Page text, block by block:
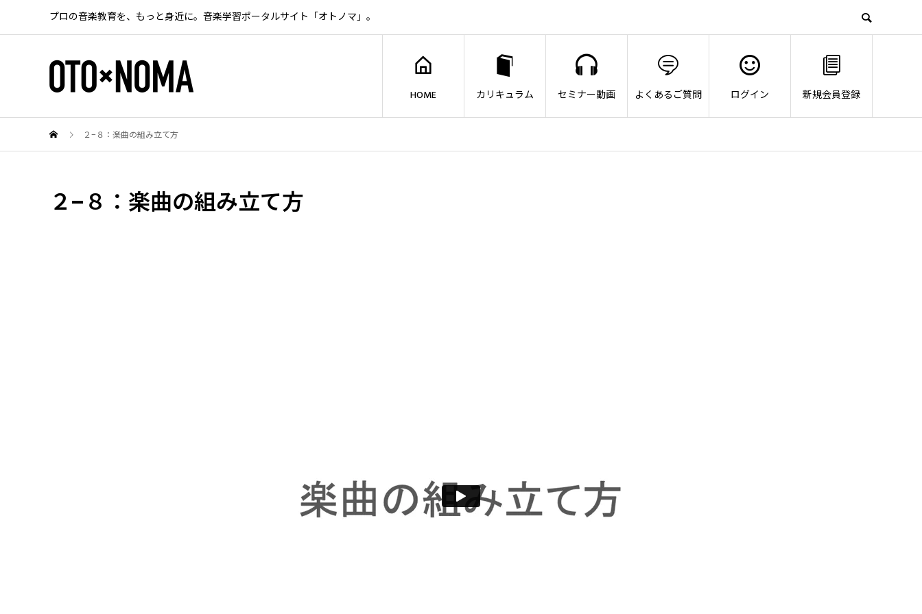
プロの音楽教育を、もっと身近に。音楽学習ポータルサイト「オトノマ」。
HOME カリキュラム セミナー動画 よくあるご質問 ログイン 新規会員登録
２−８：楽曲の組み立て方
２−８：楽曲の組み立て方